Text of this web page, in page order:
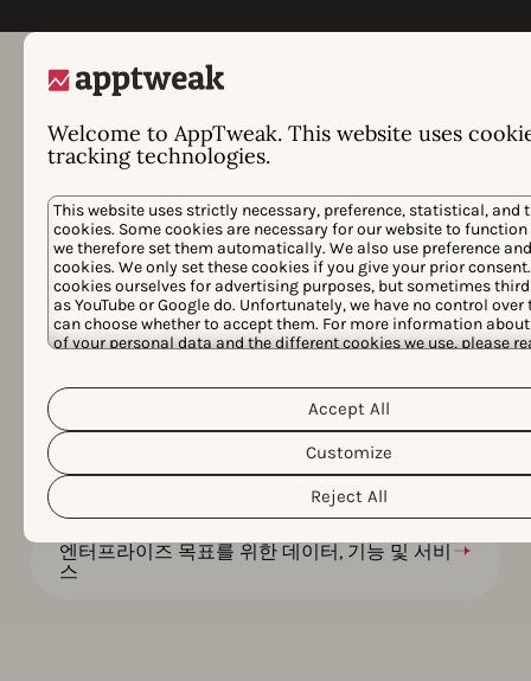
Welcome to AppTweak. This website uses
tracking technologies.
This website uses strictly necessary, preference, statistical, and
cookies. Some cookies are necessary for our website to
we therefore set them automatically. We also use preference
cookies. We only set these cookies if you give your prior
cookies ourselves for advertising purposes, but sometimes
as YouTube or Google do. Unfortunately, we have no control
can choose whether to accept them. For more information
of your personal data and the different cookies we use, please
Reject All
Customize
Accept All
모바일 리더들이 AppTweak을 선택하는 이유를
귀사에 적합한 가격으로 앱과 게임을 성장시키
엔터프라이즈 목표를 위한 데이터, 기능 및 서비
스
더 많은 다운로드를 받을 준
비가 되셨습니까?
정확한 앱 시장 인사이트로 정보에 기반한 의사결정을
내리십시오
시즌별 모바일 시장 트렌드에 맞춰 UA 전략을 정렬하
십시오
모바일 리더들이 AppTweak을 선택하는 이유를 확인하
십시오